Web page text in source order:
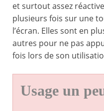
et surtout assez
plusieurs fois sur une
l’écran. Elles sont en
autres pour ne pas
fois lors de son
Usage un